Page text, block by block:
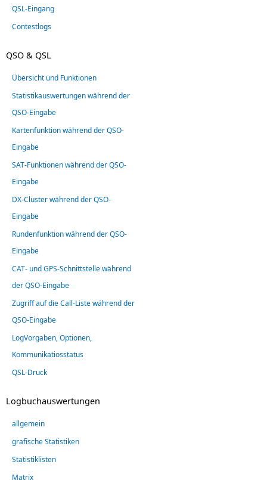
QSL-Eingang
Contestlogs
QSO & QSL
Übersicht und Funktionen
Statistikauswertungen während der
QSO-Eingabe
Kartenfunktion während der QSO-
Eingabe
SAT-Funktionen während der QSO-
Eingabe
DX-Cluster während der QSO-
Eingabe
Rundenfunktion während der QSO-
Eingabe
CAT- und GPS-Schnittstelle während
der QSO-Eingabe
Zugriff auf die Call-Liste während der
QSO-Eingabe
LogVorgaben, Optionen,
Kommunikatiosstatus
QSL-Druck
Logbuchauswertungen
allgemein
grafische Statistiken
Statistiklisten
Matrix